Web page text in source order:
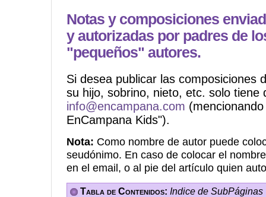
Notas y composiciones
y autorizadas por padres de
"pequeños" autores.
Si desea publicar las composiciones
su hijo, sobrino, nieto, etc. solo tiene
info@encampana.com
EnCampana Kids").
Nota: Como nombre de autor puede
seudónimo. En caso de colocar el
en el email, o al pie del artículo quien
Tabla de Contenidos: Indice de SubPáginas